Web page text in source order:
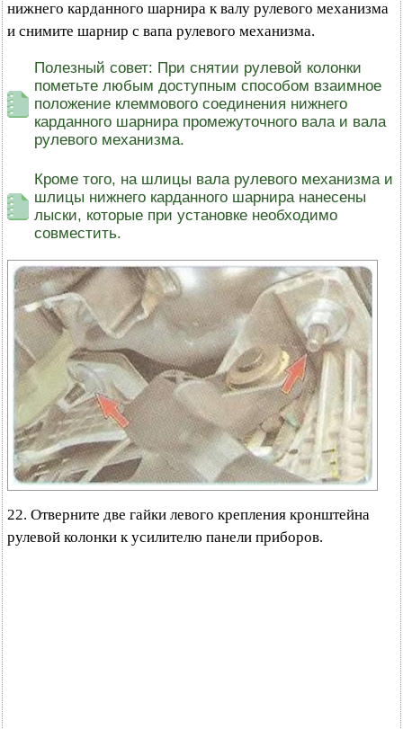
нижнего карданного шарнира к валу рулевого механизма
и снимите шарнир с вапа рулевого механизма.
Полезный совет: При снятии рулевой колонки
пометьте любым доступным способом взаимное
положение клеммового соединения нижнего
карданного шарнира промежуточного вала и вала
рулевого механизма.
Кроме того, на шлицы вала рулевого механизма и
шлицы нижнего карданного шарнира нанесены
лыски, которые при установке необходимо
совместить.
22. Отверните две гайки левого крепления кронштейна
рулевой колонки к усилителю панели приборов.